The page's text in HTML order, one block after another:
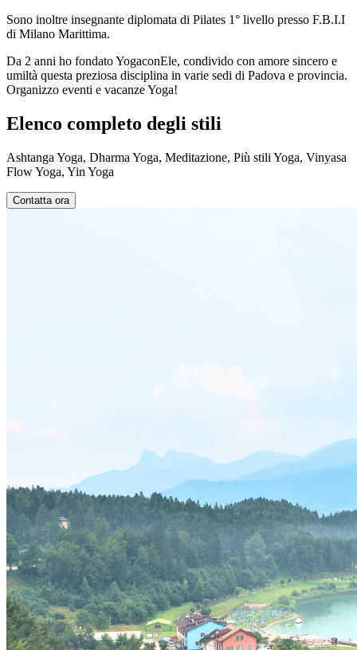
Sono inoltre insegnante diplomata di Pilates 1° livello presso F.B.I.I
di Milano Marittima.
Da 2 anni ho fondato YogaconEle, condivido con amore sincero e
umiltà questa preziosa disciplina in varie sedi di Padova e provincia.
Organizzo eventi e vacanze Yoga!
Elenco completo degli stili
Ashtanga Yoga, Dharma Yoga, Meditazione, Più stili Yoga, Vinyasa
Flow Yoga, Yin Yoga
Contatta ora